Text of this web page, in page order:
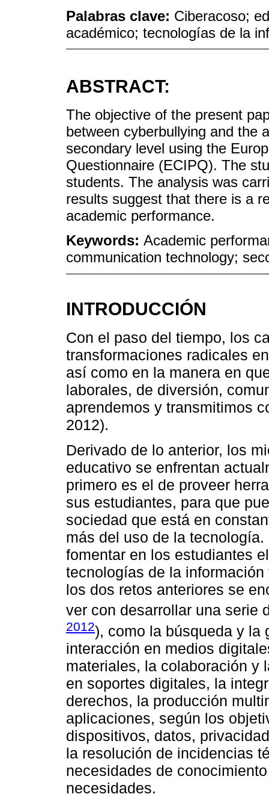
Palabras clave: Ciberacoso;
académico; tecnologías de la
ABSTRACT:
The objective of the present
between cyberbullying and the
secondary level using the
Questionnaire (ECIPQ). The
students. The analysis was
results suggest that there is a
academic performance.
Keywords: Academic
communication technology;
INTRODUCCIÓN
Con el paso del tiempo, los
transformaciones radicales
así como en la manera en
laborales, de diversión,
aprendemos y transmitimos
2012).
Derivado de lo anterior, los
educativo se enfrentan
primero es el de proveer
sus estudiantes, para que
sociedad que está en
más del uso de la
fomentar en los estudiantes
tecnologías de la
los dos retos anteriores se
ver con desarrollar una serie
2012), como la búsqueda y la
interacción en medios
materiales, la colaboración y
en soportes digitales, la
derechos, la producción
aplicaciones, según los
dispositivos, datos,
la resolución de incidencias
necesidades de
necesidades.